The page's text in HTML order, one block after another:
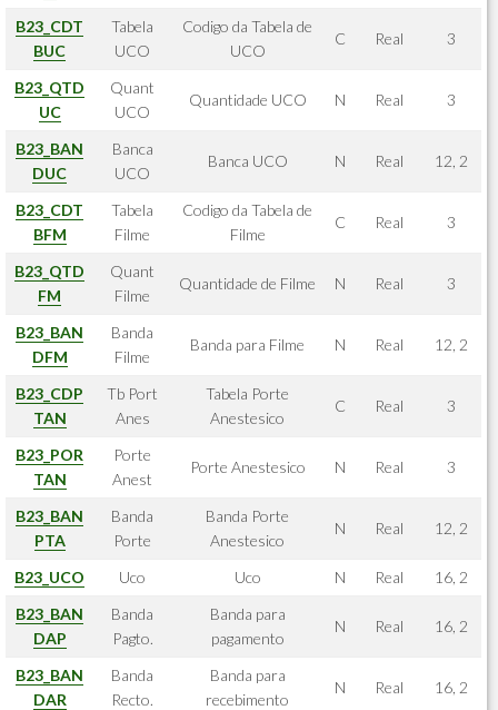
B23_CDT
BUC
Tabela
UCO
Codigo da Tabela de
UCO
C Real 3
B23_QTD
UC
Quant
UCO
Quantidade UCO N Real 3
B23_BAN
DUC
Banca
UCO
Banca UCO N Real 12, 2
B23_CDT
BFM
Tabela
Filme
Codigo da Tabela de
Filme
C Real 3
B23_QTD
FM
Quant
Filme
Quantidade de Filme N Real 3
B23_BAN
DFM
Banda
Filme
Banda para Filme N Real 12, 2
B23_CDP
TAN
Tb Port
Anes
Tabela Porte
Anestesico
C Real 3
B23_POR
TAN
Porte
Anest
Porte Anestesico N Real 3
B23_BAN
PTA
Banda
Porte
Banda Porte
Anestesico
N Real 12, 2
B23_UCO Uco Uco N Real
16, 2
B23_BAN
DAP
Banda
Pagto.
Banda para
pagamento
N Real 16, 2
B23_BAN
DAR
Banda
Recto.
Banda para
recebimento
N Real 16, 2